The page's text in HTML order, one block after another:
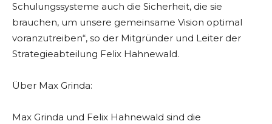
Schulungssysteme auch die Sicherheit, die sie
brauchen, um unsere gemeinsame Vision optimal
voranzutreiben“, so der Mitgründer und Leiter der
Strategieabteilung Felix Hahnewald.
Über Max Grinda:
Max Grinda und Felix Hahnewald sind die